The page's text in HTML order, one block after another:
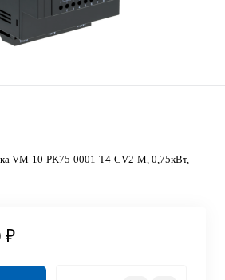
VM-10-PK75-0001-T4-CV2-M, 0,75кВт,
₽